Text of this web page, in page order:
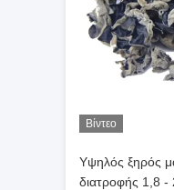
Βίντεο
Υψηλός ξηρός
διατροφής 1,8 -